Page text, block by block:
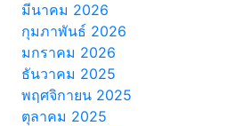
มีนาคม 2026
กุมภาพันธ์ 2026
มกราคม 2026
ธันวาคม 2025
พฤศจิกายน 2025
ตุลาคม 2025